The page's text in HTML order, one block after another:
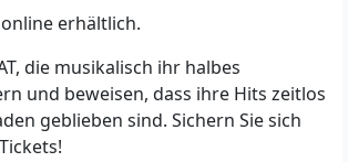
erhältlich.
die musikalisch ihr halbes
und beweisen, dass ihre Hits zeitlos
geblieben sind. Sichern Sie sich